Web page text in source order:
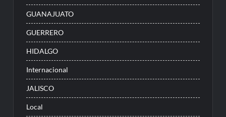
GUANAJUATO
GUERRERO
HIDALGO
Internacional
JALISCO
Local